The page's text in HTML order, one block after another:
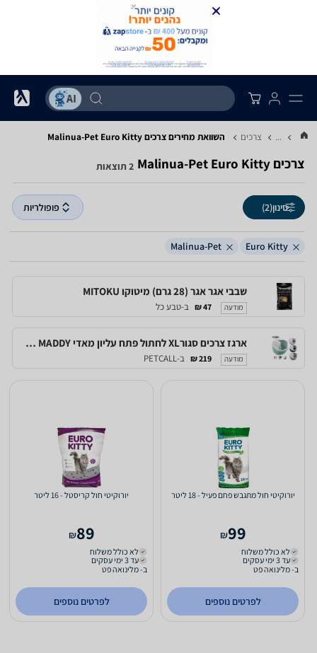
... צרכים השוואת מחירים צרכים ‏Euro Kitty ‏Malinua-Pet
צרכים ‏Euro Kitty ‏Malinua-Pet 2 תוצאות
סינון(2) פופולריות
Euro Kitty
Malinua-Pet
שבבי אגר אגר (28 גרם) מיטוקו MITOKU
מודעה 47 ₪ ב-טבע כל
ארגז צרכים סגורXL לחתול פתח עליון מאדי IMAC MADDY
מודעה 219 ₪ ב-PETCALL
יורוקיטי חול מתגבש פחם פעיל - 18 ליטר
99
₪
לא כולל משלוח
עד 3 ימי עסקים
ב- מלינואה פט
לפרטים נוספים
יורוקיטי חול קריסטל - 16 ליטר
89
₪
לא כולל משלוח
עד 3 ימי עסקים
ב- מלינואה פט
לפרטים נוספים